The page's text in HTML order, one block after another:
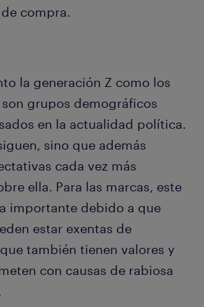
compra.
la generación Z como los
grupos demográficos
en la actualidad política.
sino que además
cada vez más
ella. Para las marcas, este
importante debido a que
estar exentas de
también tienen valores y
con causas de rabiosa